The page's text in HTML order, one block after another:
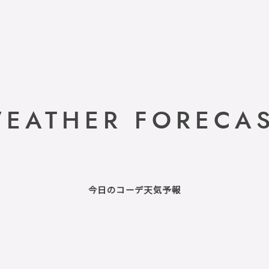
今日のコーデ天気予報